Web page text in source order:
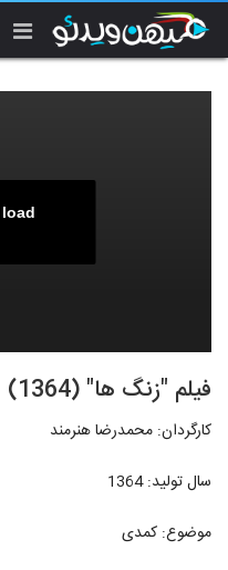
فیلم "زنگ ها" (1364)
کارگردان: محمدرضا هنرمند
سال تولید: 1364
موضوع: کمدی